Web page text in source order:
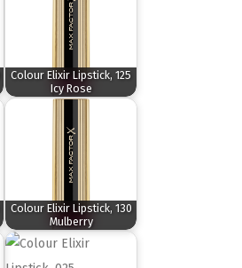
Colour Elixir Lipstick, 125
Icy Rose
Colour Elixir Lipstick, 130
Mulberry